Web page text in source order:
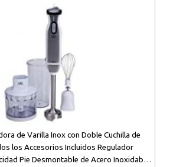
de Varilla Inox con Doble Cuchilla de
los Accesorios Incluidos Regulador
Pie Desmontable de Acero Inoxidable